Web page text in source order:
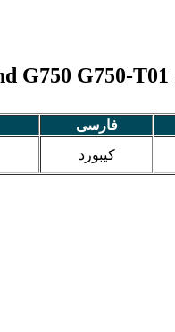
فارسی
کیبورد